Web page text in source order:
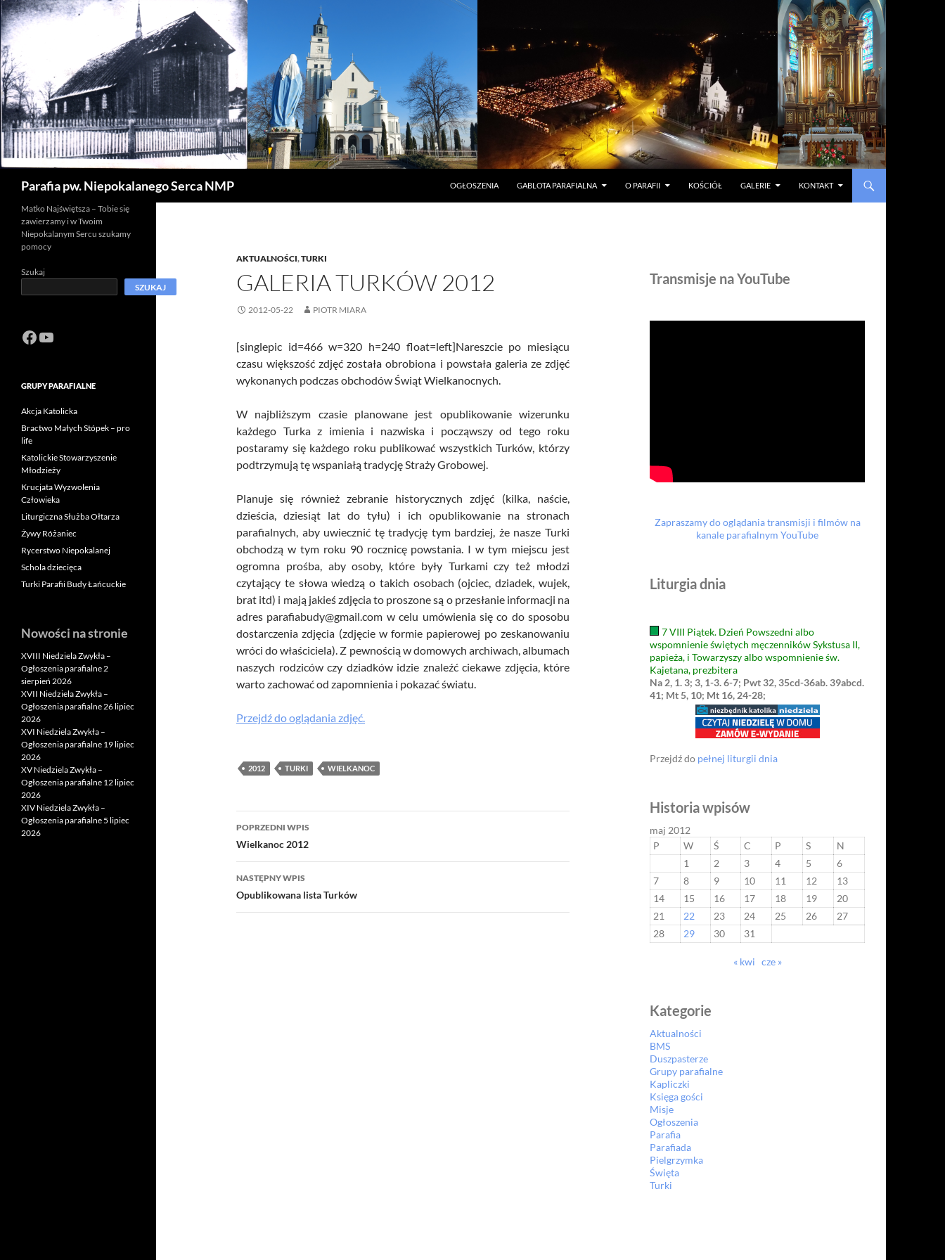
Parafia pw. Niepokalanego Serca NMP
OGŁOSZENIA
GABLOTA PARAFIALNA O PARAFII KOŚCIÓŁ GALERIE KONTAKT
AKTUALNOŚCI,TURKI
GALERIA TURKÓW 2012
2012-05-22 PIOTR MIARA
[singlepic id=466 w=320 h=240 float=left]Nareszcie po miesiącu
czasu większość zdjęć została obrobiona i powstała galeria ze zdjęć
wykonanych podczas obchodów Świąt Wielkanocnych.
W najbliższym czasie planowane jest opublikowanie wizerunku
każdego Turka z imienia i nazwiska i począwszy od tego roku
postaramy się każdego roku publikować wszystkich Turków, którzy
podtrzymują tę wspaniałą tradycję Straży Grobowej.
Planuje się również zebranie historycznych zdjęć (kilka, naście,
dzieścia, dziesiąt lat do tyłu) i ich opublikowanie na stronach
parafialnych, aby uwiecznić tę tradycję tym bardziej, że nasze Turki
obchodzą w tym roku 90 rocznicę powstania. I w tym miejscu jest
ogromna prośba, aby osoby, które były Turkami czy też młodzi
czytający te słowa wiedzą o takich osobach (ojciec, dziadek, wujek,
brat itd) i mają jakieś zdjęcia to proszone są o przesłanie informacji na
adres parafiabudy@gmail.com w celu umówienia się co do sposobu
dostarczenia zdjęcia (zdjęcie w formie papierowej po zeskanowaniu
wróci do właściciela). Z pewnością w domowych archiwach, albumach
naszych rodziców czy dziadków idzie znaleźć ciekawe zdjęcia, które
warto zachować od zapomnienia i pokazać światu.
Przejdź do oglądania zdjęć.
2012 TURKI WIELKANOC
Nawigacja
wpisu
POPRZEDNI WPIS
Wielkanoc 2012
NASTĘPNY WPIS
Opublikowana lista Turków
Transmisje na YouTube
Zapraszamy do oglądania transmisji i filmów na
kanale parafialnym YouTube
Liturgia dnia
7 VIII Piątek. Dzień Powszedni albo
wspomnienie świętych męczenników Sykstusa II,
papieża, i Towarzyszy albo wspomnienie św.
Kajetana, prezbitera
Na 2, 1. 3; 3, 1-3. 6-7; Pwt 32, 35cd-36ab. 39abcd.
41; Mt 5, 10; Mt 16, 24-28;
Przejdź do pełnej liturgii dnia
Historia wpisów
maj 2012
P
W Ś C P S
N
1
2 3 4 5
6
7
8 9 10 11 12
13
14
15 16 17 18 19
20
21
22 23 24 25 26
27
28
29 30 31
« kwi cze »
Kategorie
Aktualności
BMS
Duszpasterze
Grupy parafialne
Kapliczki
Księga gości
Misje
Ogłoszenia
Parafia
Parafiada
Pielgrzymka
Święta
Turki
Matko Najświętsza – Tobie się
zawierzamy i w Twoim
Niepokalanym Sercu szukamy
pomocy
Szukaj
SZUKAJ
Facebook
https://www.youtube.com/channel/UCeN8ciSo_a79igwmwNXx2qw
GRUPY PARAFIALNE
Akcja Katolicka
Bractwo Małych Stópek – pro
life
Katolickie Stowarzyszenie
Młodzieży
Krucjata Wyzwolenia
Człowieka
Liturgiczna Służba Ołtarza
Żywy Różaniec
Rycerstwo Niepokalanej
Schola dziecięca
Turki Parafii Budy Łańcuckie
Nowości na stronie
XVIII Niedziela Zwykła –
Ogłoszenia parafialne 2
sierpień 2026
XVII Niedziela Zwykła –
Ogłoszenia parafialne 26 lipiec
2026
XVI Niedziela Zwykła –
Ogłoszenia parafialne 19 lipiec
2026
XV Niedziela Zwykła –
Ogłoszenia parafialne 12 lipiec
2026
XIV Niedziela Zwykła –
Ogłoszenia parafialne 5 lipiec
2026